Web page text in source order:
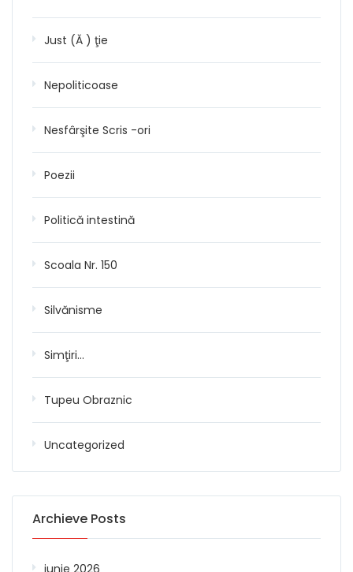
Just (Ă ) ţie
Nepoliticoase
Nesfârşite Scris -ori
Poezii
Politică intestină
Scoala Nr. 150
Silvănisme
Simţiri…
Tupeu Obraznic
Uncategorized
Archieve Posts
iunie 2026